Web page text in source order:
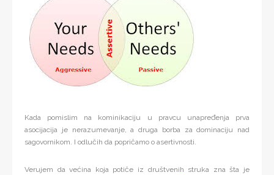
Kada pomislim na kominikaciju u pravcu unapređenja prva
asocijacija je nerazumevanje, a druga borba za dominaciju nad
sagovornikom. I odlučih da popričamo o asertivnosti.
Verujem da većina koja potiče iz društvenih struka zna šta je